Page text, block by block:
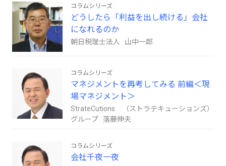
コラムシリーズ
どうしたら「利益を出し続ける」会社
になれるのか
朝日税理士法人 山中一郎
コラムシリーズ
マネジメントを再考してみる 前編＜現
場マネジメント＞
StrateCutions （ストラテキューションズ）
グループ 落藤伸夫
コラムシリーズ
会社千夜一夜